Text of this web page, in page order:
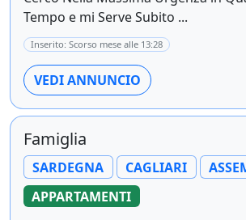
Tempo e mi Serve Subito ...
Inserito: Scorso mese alle 13:28
VEDI ANNUNCIO
Famiglia
SARDEGNA CAGLIARI
APPARTAMENTI